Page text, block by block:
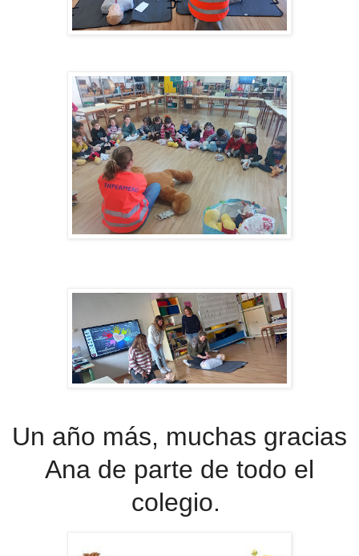
Un año más, muchas gracias
Ana de parte de todo el
colegio.